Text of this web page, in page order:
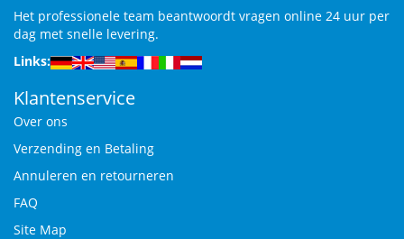
Het professionele team beantwoordt vragen online 24 uur per
dag met snelle levering.
Links:
Klantenservice
Over ons
Verzending en Betaling
Annuleren en retourneren
FAQ
Site Map